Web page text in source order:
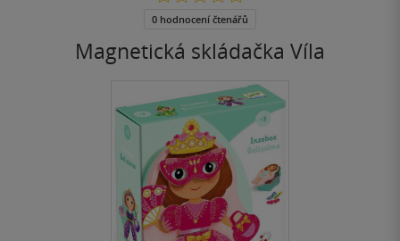
Magnetická skládačka Víla
5
0 hodnocení čtenářů